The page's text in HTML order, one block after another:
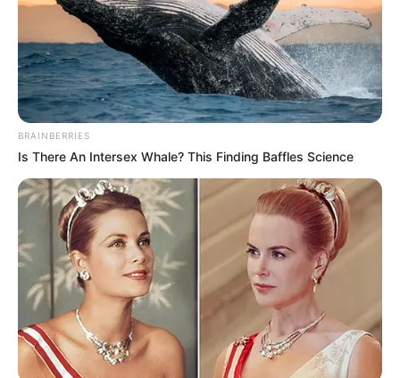
Ξεχάστε τις σκηνές, ξεχάστε το ελεύθερο
κάμπινγκ, ξεχάστε όσα ξέρατε για τα Θάψα!
Στην πιο όμορφη παραλία της Εύβοιας, το
σκηνικό αλλάζει.
Μετά τις περσινές εικόνες ντροπής του Αγίου
BRAINBERRIES
Is There An Intersex Whale? This Finding Baffles Science